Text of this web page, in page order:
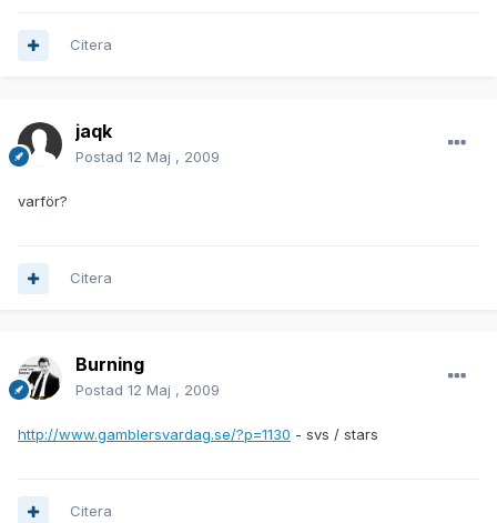
Citera
jaqk
Postad 12 Maj , 2009
varför?
Citera
Burning
Postad 12 Maj , 2009
http://www.gamblersvardag.se/?p=1130 - svs / stars
Citera